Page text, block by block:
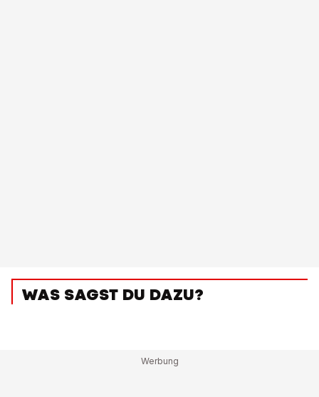
WAS SAGST DU DAZU?